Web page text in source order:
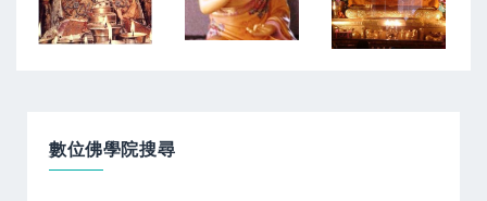
數位佛學院搜尋